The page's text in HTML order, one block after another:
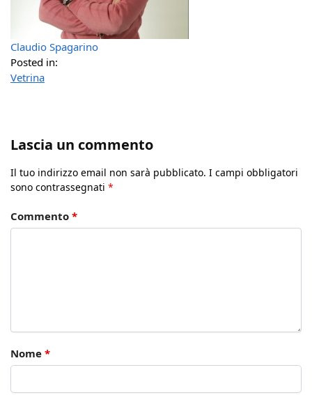
Claudio Spagarino
Posted in:
Vetrina
Lascia un commento
Il tuo indirizzo email non sarà pubblicato. I campi obbligatori
sono contrassegnati *
Commento *
Nome *